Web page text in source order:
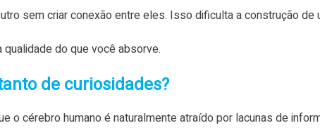
sem criar conexão entre eles. Isso dificulta a construção
do que você absorve.
de curiosidades?
o cérebro humano é naturalmente atraído por lacunas de